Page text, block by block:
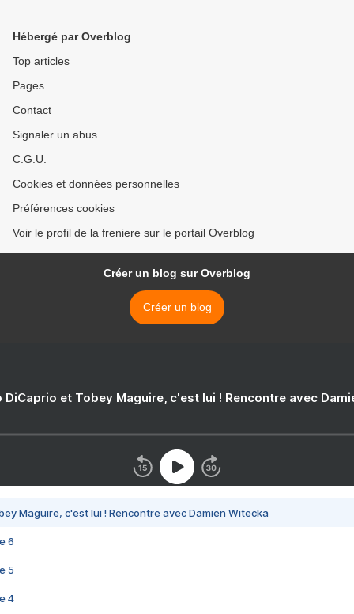
Hébergé par Overblog
Top articles
Pages
Contact
Signaler un abus
C.G.U.
Cookies et données personnelles
Préférences cookies
Voir le profil de la freniere sur le portail Overblog
Créer un blog sur Overblog
Créer un blog
DiCaprio et Tobey Maguire, c'est lui ! Rencontre avec
Maguire, c'est lui ! Rencontre avec Damien Witecka
6
5
4